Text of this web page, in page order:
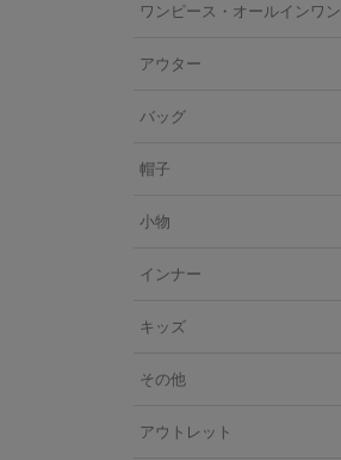
ワンピース・オールインワン
アウター
バッグ
帽子
小物
インナー
キッズ
その他
アウトレット